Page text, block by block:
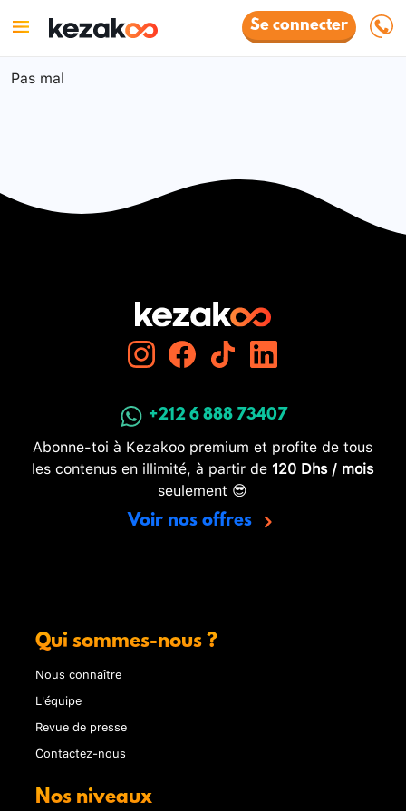
Se connecter
Pas mal
+212 6 888 73407
Abonne-toi à Kezakoo premium et profite de tous
les contenus en illimité, à partir de 120 Dhs / mois
seulement 😎
Voir nos offres
Qui sommes-nous ?
Nous connaître
L'équipe
Revue de presse
Contactez-nous
Nos niveaux